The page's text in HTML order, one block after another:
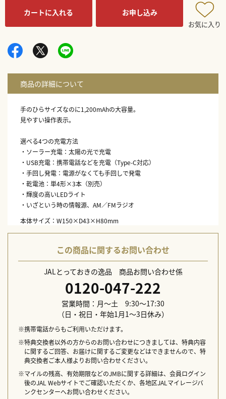
カートに入れる お申し込み
お気に入り
手のひらサイズなのに1,200mAhの大容量。
見やすい操作表示。
選べる4つの充電方法
・ソーラー充電：太陽の光で充電
・USB充電：携帯電話などを充電（Type-C対応）
・手回し発電：電源がなくても手回しで発電
・乾電池：単4形×3本（別売）
・輝度の高いLEDライト
・いざという時の情報源、AM／FMラジオ
本体サイズ：W150×D43×H80mm
本体重量：270g
透明部：PS樹脂
生産国：中国
この商品に関するお問い合わせ
JALとっておきの逸品 商品お問い合わせ係
0120-047-222
営業時間：月～土 9:30～17:30
（日・祝日・年始1月1～3日休み）
※携帯電話からもご利用いただけます。
※特典交換者以外の方からのお問い合わせにつきましては、特典内容
に関するご回答、お届けに関するご変更などはできませんので、特
典交換者ご本人様よりお問い合わせください。
※マイルの残高、有効期限などのJMBに関する詳細は、会員ログイン
後のJAL Webサイトでご確認いただくか、各地区JALマイレージバ
ンクセンターへお問い合わせください。